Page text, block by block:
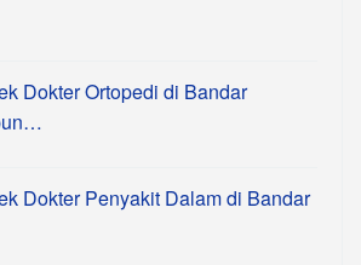
Dokter Ortopedi di Bandar
Dokter Penyakit Dalam di Bandar